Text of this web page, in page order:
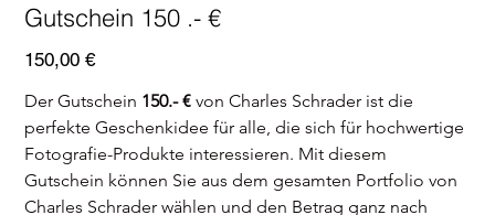
Gutschein 150 .- €
Preis
150,00 €
Der Gutschein 150.- € von Charles Schrader ist die
perfekte Geschenkidee für alle, die sich für hochwertige
Fotografie-Produkte interessieren. Mit diesem
Gutschein können Sie aus dem gesamten Portfolio von
Charles Schrader wählen und den Betrag ganz nach